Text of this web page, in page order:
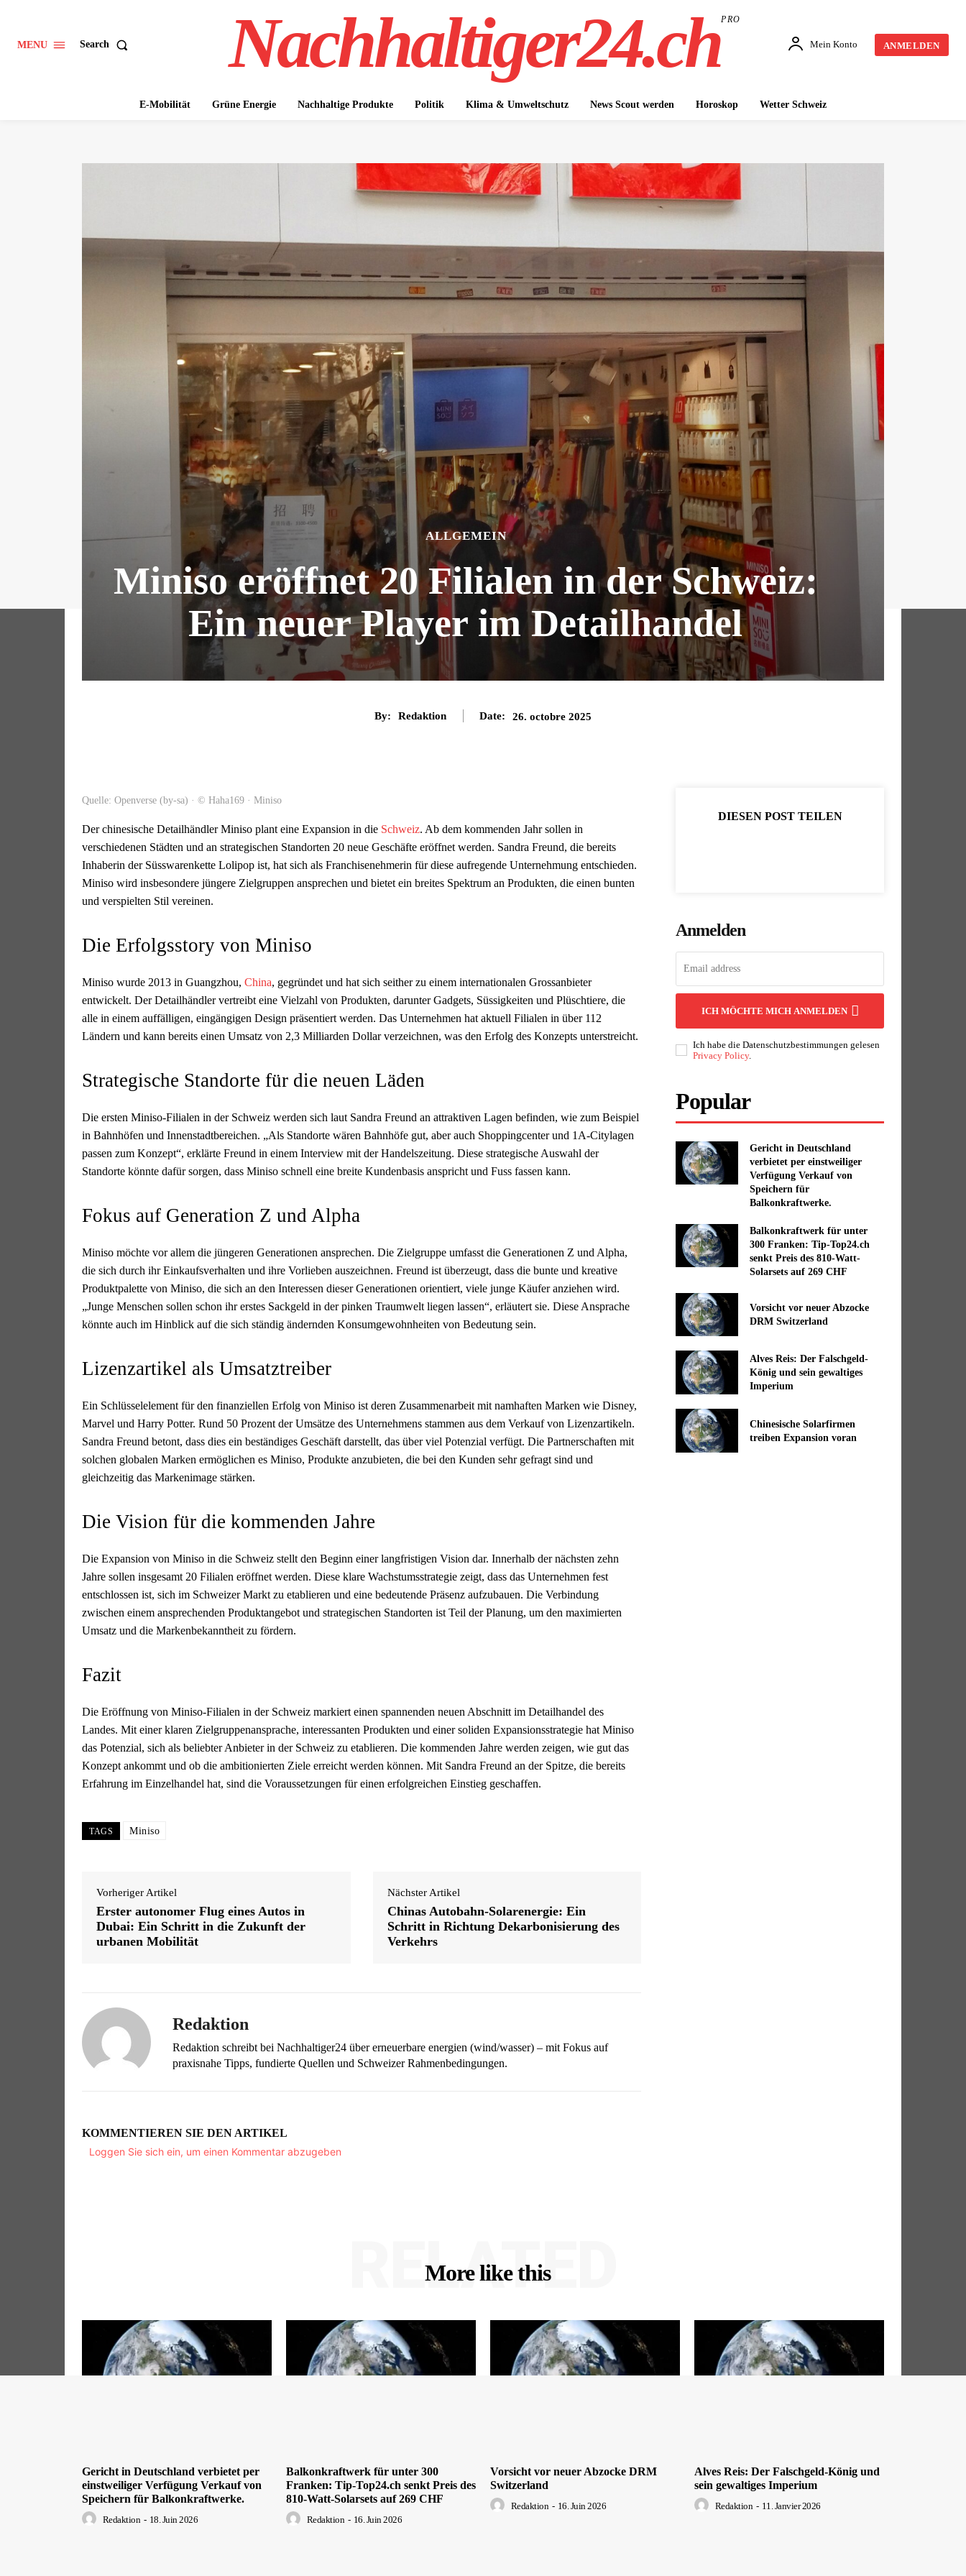
MENU Search Nachhaltiger24.chPRO
Mein Konto ANMELDEN
E-Mobilität Grüne Energie Nachhaltige Produkte Politik Klima & Umweltschutz News Scout werden Horoskop Wetter Schweiz
ALLGEMEIN
Miniso eröffnet 20 Filialen in der Schweiz:
Ein neuer Player im Detailhandel
By: Redaktion Date: 26. octobre 2025
Quelle: Openverse (by-sa) · © Haha169 · Miniso
Der chinesische Detailhändler Miniso plant eine Expansion in die Schweiz. Ab dem kommenden Jahr sollen in
verschiedenen Städten und an strategischen Standorten 20 neue Geschäfte eröffnet werden. Sandra Freund, die bereits
Inhaberin der Süsswarenkette Lolipop ist, hat sich als Franchisenehmerin für diese aufregende Unternehmung entschieden.
Miniso wird insbesondere jüngere Zielgruppen ansprechen und bietet ein breites Spektrum an Produkten, die einen bunten
und verspielten Stil vereinen.
Die Erfolgsstory von Miniso
Miniso wurde 2013 in Guangzhou, China, gegründet und hat sich seither zu einem internationalen Grossanbieter
entwickelt. Der Detailhändler vertreibt eine Vielzahl von Produkten, darunter Gadgets, Süssigkeiten und Plüschtiere, die
alle in einem auffälligen, eingängigen Design präsentiert werden. Das Unternehmen hat aktuell Filialen in über 112
Ländern und kann bereits einen Umsatz von 2,3 Milliarden Dollar verzeichnen, was den Erfolg des Konzepts unterstreicht.
Strategische Standorte für die neuen Läden
Die ersten Miniso-Filialen in der Schweiz werden sich laut Sandra Freund an attraktiven Lagen befinden, wie zum Beispiel
in Bahnhöfen und Innenstadtbereichen. „Als Standorte wären Bahnhöfe gut, aber auch Shoppingcenter und 1A-Citylagen
passen zum Konzept“, erklärte Freund in einem Interview mit der Handelszeitung. Diese strategische Auswahl der
Standorte könnte dafür sorgen, dass Miniso schnell eine breite Kundenbasis anspricht und Fuss fassen kann.
Fokus auf Generation Z und Alpha
Miniso möchte vor allem die jüngeren Generationen ansprechen. Die Zielgruppe umfasst die Generationen Z und Alpha,
die sich durch ihr Einkaufsverhalten und ihre Vorlieben auszeichnen. Freund ist überzeugt, dass die bunte und kreative
Produktpalette von Miniso, die sich an den Interessen dieser Generationen orientiert, viele junge Käufer anziehen wird.
„Junge Menschen sollen schon ihr erstes Sackgeld in der pinken Traumwelt liegen lassen“, erläutert sie. Diese Ansprache
könnte auch im Hinblick auf die sich ständig ändernden Konsumgewohnheiten von Bedeutung sein.
Lizenzartikel als Umsatztreiber
Ein Schlüsselelement für den finanziellen Erfolg von Miniso ist deren Zusammenarbeit mit namhaften Marken wie Disney,
Marvel und Harry Potter. Rund 50 Prozent der Umsätze des Unternehmens stammen aus dem Verkauf von Lizenzartikeln.
Sandra Freund betont, dass dies ein beständiges Geschäft darstellt, das über viel Potenzial verfügt. Die Partnerschaften mit
solchen globalen Marken ermöglichen es Miniso, Produkte anzubieten, die bei den Kunden sehr gefragt sind und
gleichzeitig das Markenimage stärken.
Die Vision für die kommenden Jahre
Die Expansion von Miniso in die Schweiz stellt den Beginn einer langfristigen Vision dar. Innerhalb der nächsten zehn
Jahre sollen insgesamt 20 Filialen eröffnet werden. Diese klare Wachstumsstrategie zeigt, dass das Unternehmen fest
entschlossen ist, sich im Schweizer Markt zu etablieren und eine bedeutende Präsenz aufzubauen. Die Verbindung
zwischen einem ansprechenden Produktangebot und strategischen Standorten ist Teil der Planung, um den maximierten
Umsatz und die Markenbekanntheit zu fördern.
Fazit
Die Eröffnung von Miniso-Filialen in der Schweiz markiert einen spannenden neuen Abschnitt im Detailhandel des
Landes. Mit einer klaren Zielgruppenansprache, interessanten Produkten und einer soliden Expansionsstrategie hat Miniso
das Potenzial, sich als beliebter Anbieter in der Schweiz zu etablieren. Die kommenden Jahre werden zeigen, wie gut das
Konzept ankommt und ob die ambitionierten Ziele erreicht werden können. Mit Sandra Freund an der Spitze, die bereits
Erfahrung im Einzelhandel hat, sind die Voraussetzungen für einen erfolgreichen Einstieg geschaffen.
TAGS Miniso
Vorheriger Artikel
Erster autonomer Flug eines Autos in
Dubai: Ein Schritt in die Zukunft der
urbanen Mobilität
Nächster Artikel
Chinas Autobahn-Solarenergie: Ein
Schritt in Richtung Dekarbonisierung des
Verkehrs
Redaktion
Redaktion schreibt bei Nachhaltiger24 über erneuerbare energien (wind/wasser) – mit Fokus auf
praxisnahe Tipps, fundierte Quellen und Schweizer Rahmenbedingungen.
KOMMENTIEREN SIE DEN ARTIKEL
Loggen Sie sich ein, um einen Kommentar abzugeben
DIESEN POST TEILEN
Anmelden
ICH MÖCHTE MICH ANMELDEN
Ich habe die Datenschutzbestimmungen gelesen
Privacy Policy.
Popular
Gericht in Deutschland
verbietet per einstweiliger
Verfügung Verkauf von
Speichern für
Balkonkraftwerke.
Balkonkraftwerk für unter
300 Franken: Tip-Top24.ch
senkt Preis des 810-Watt-
Solarsets auf 269 CHF
Vorsicht vor neuer Abzocke
DRM Switzerland
Alves Reis: Der Falschgeld-
König und sein gewaltiges
Imperium
Chinesische Solarfirmen
treiben Expansion voran
More like this
RELATED
Gericht in Deutschland verbietet per
einstweiliger Verfügung Verkauf von
Speichern für Balkonkraftwerke.
Redaktion - 18. Juin 2026
Balkonkraftwerk für unter 300
Franken: Tip-Top24.ch senkt Preis des
810-Watt-Solarsets auf 269 CHF
Redaktion - 16. Juin 2026
Vorsicht vor neuer Abzocke DRM
Switzerland
Redaktion - 16. Juin 2026
Alves Reis: Der Falschgeld-König und
sein gewaltiges Imperium
Redaktion - 11. Janvier 2026